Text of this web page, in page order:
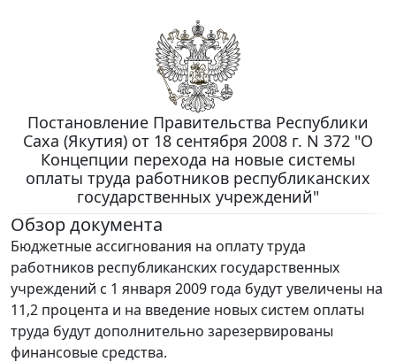
Постановление Правительства Республики
Саха (Якутия) от 18 сентября 2008 г. N 372 "О
Концепции перехода на новые системы
оплаты труда работников республиканских
государственных учреждений"
Обзор документа
Бюджетные ассигнования на оплату труда
работников республиканских государственных
учреждений с 1 января 2009 года будут увеличены на
11,2 процента и на введение новых систем оплаты
труда будут дополнительно зарезервированы
финансовые средства.